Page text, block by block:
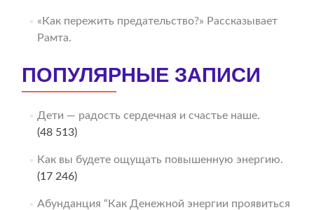
«Как пережить предательство?» Рассказывает
Рамта.
ПОПУЛЯРНЫЕ ЗАПИСИ
Дети — радость сердечная и счастье наше.
(48 513)
Как вы будете ощущать повышенную энергию.
(17 246)
Абунданция “Как Денежной энергии проявиться